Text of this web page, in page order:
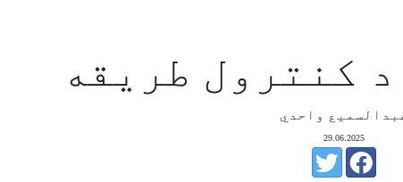
د کنترول طریقه
واحدي
29.06.2025